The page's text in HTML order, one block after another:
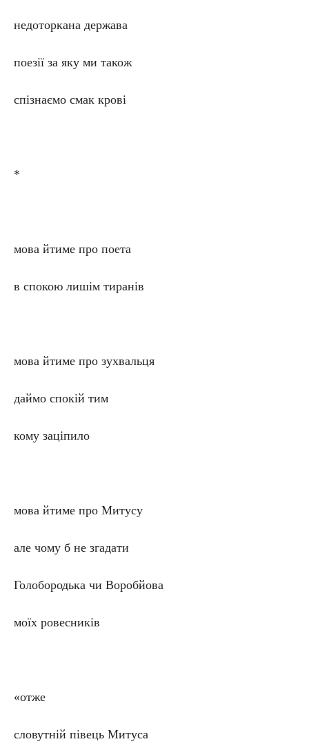
недоторкана держава
поезії за яку ми також
спізнаємо смак крові
*
мова йтиме про поета
в спокою лишім тиранів
мова йтиме про зухвальця
даймо спокій тим
кому заціпило
мова йтиме про Митусу
але чому б не згадати
Голобородька чи Воробйова
моїх ровесників
«отже
словутній півець Митуса